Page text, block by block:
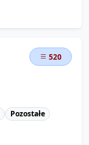
520
Pozostałe